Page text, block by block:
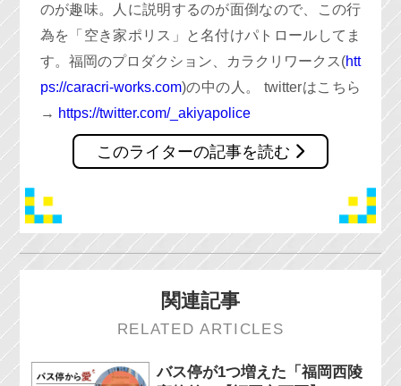
のが趣味。人に説明するのが面倒なので、この行
為を「空き家ポリス」と名付けパトロールしてま
す。福岡のプロダクション、カラクリワークス(htt
ps://caracri-works.com)の中の人。 twitterはこちら
→ https://twitter.com/_akiyapolice
このライターの記事を読む
関連記事
RELATED ARTICLES
バス停が1つ増えた「福岡西陵